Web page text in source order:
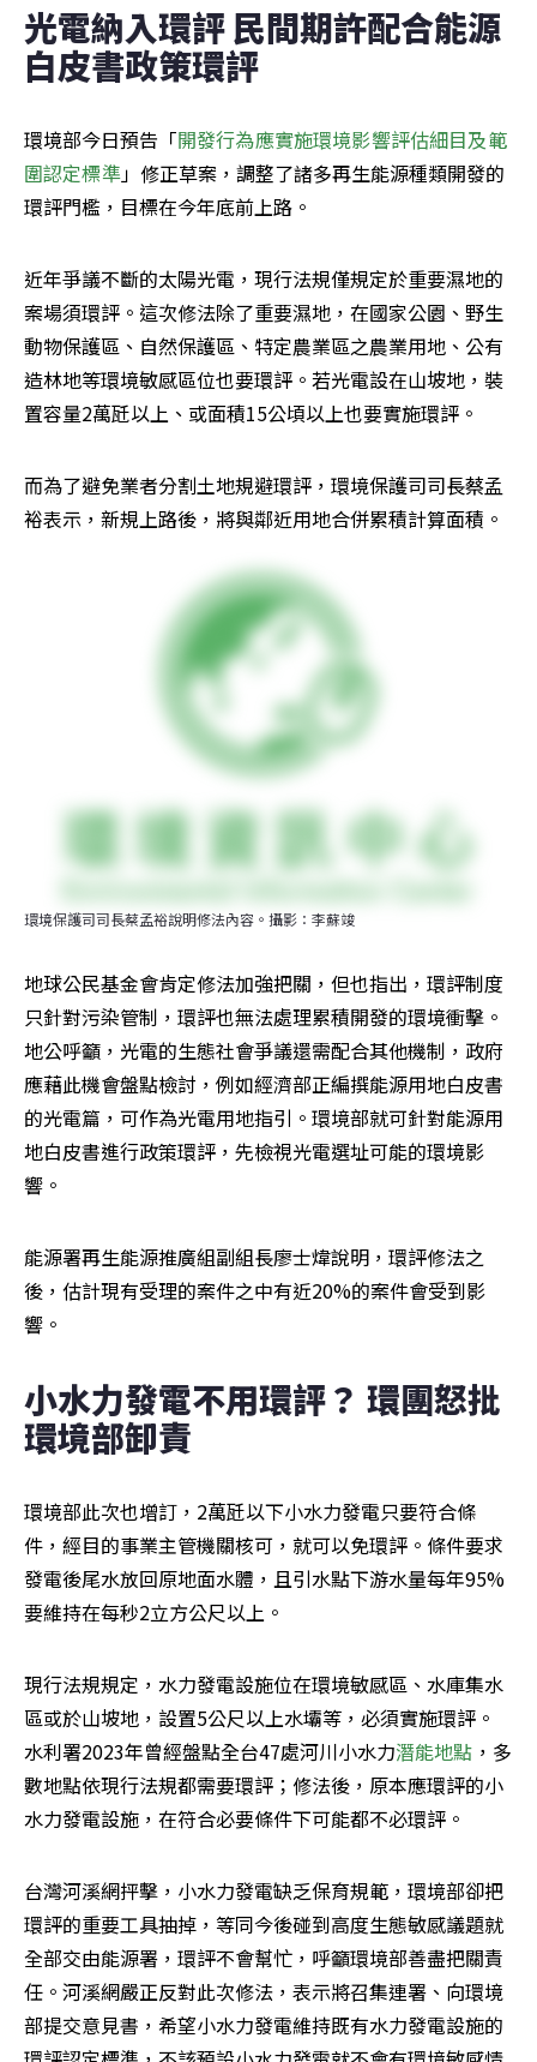
光電納入環評 民間期許配合能源
白皮書政策環評
環境部今日預告「開發行為應實施環境影響評估細目及範
圍認定標準」修正草案，調整了諸多再生能源種類開發的
環評門檻，目標在今年底前上路。
近年爭議不斷的太陽光電，現行法規僅規定於重要濕地的
案場須環評。這次修法除了重要濕地，在國家公園、野生
動物保護區、自然保護區、特定農業區之農業用地、公有
造林地等環境敏感區位也要環評。若光電設在山坡地，裝
置容量2萬瓩以上、或面積15公頃以上也要實施環評。
而為了避免業者分割土地規避環評，環境保護司司長蔡孟
裕表示，新規上路後，將與鄰近用地合併累積計算面積。
環境保護司司長蔡孟裕說明修法內容。攝影：李蘇竣
地球公民基金會肯定修法加強把關，但也指出，環評制度
只針對污染管制，環評也無法處理累積開發的環境衝擊。
地公呼籲，光電的生態社會爭議還需配合其他機制，政府
應藉此機會盤點檢討，例如經濟部正編撰能源用地白皮書
的光電篇，可作為光電用地指引。環境部就可針對能源用
地白皮書進行政策環評，先檢視光電選址可能的環境影
響。
能源署再生能源推廣組副組長廖士煒說明，環評修法之
後，估計現有受理的案件之中有近20%的案件會受到影
響。
小水力發電不用環評？ 環團怒批
環境部卸責
環境部此次也增訂，2萬瓩以下小水力發電只要符合條
件，經目的事業主管機關核可，就可以免環評。條件要求
發電後尾水放回原地面水體，且引水點下游水量每年95%
要維持在每秒2立方公尺以上。
現行法規規定，水力發電設施位在環境敏感區、水庫集水
區或於山坡地，設置5公尺以上水壩等，必須實施環評。
水利署2023年曾經盤點全台47處河川小水力潛能地點 ，多
數地點依現行法規都需要環評；修法後，原本應環評的小
水力發電設施，在符合必要條件下可能都不必環評。
台灣河溪網抨擊，小水力發電缺乏保育規範，環境部卻把
環評的重要工具抽掉，等同今後碰到高度生態敏感議題就
全部交由能源署，環評不會幫忙，呼籲環境部善盡把關責
任。河溪網嚴正反對此次修法，表示將召集連署、向環境
部提交意見書，希望小水力發電維持既有水力發電設施的